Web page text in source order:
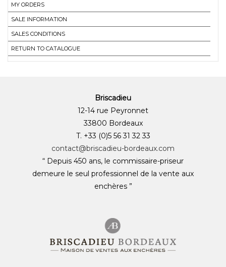
MY ORDERS
SALE INFORMATION
SALES CONDITIONS
RETURN TO CATALOGUE
Briscadieu
12-14 rue Peyronnet
33800 Bordeaux
T. +33 (0)5 56 31 32 33
contact@briscadieu-bordeaux.com
“ Depuis 450 ans, le commissaire-priseur
demeure le seul professionnel de la vente aux
enchères ”